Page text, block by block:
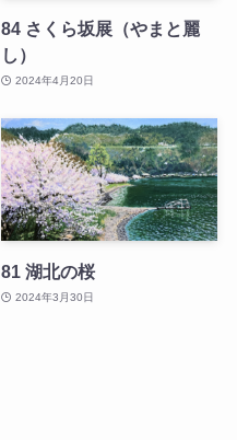
84 さくら坂展（やまと麗
し）
2024年4月20日
81 湖北の桜
2024年3月30日